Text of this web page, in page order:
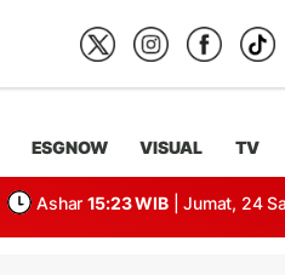
ESGNOW VISUAL TV
Ashar 15:23 WIB | Jumat, 24